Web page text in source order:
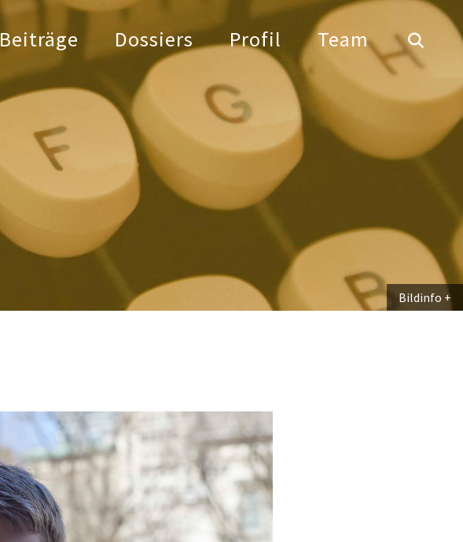
Beiträge Dossiers Profil Team
Bildinfo